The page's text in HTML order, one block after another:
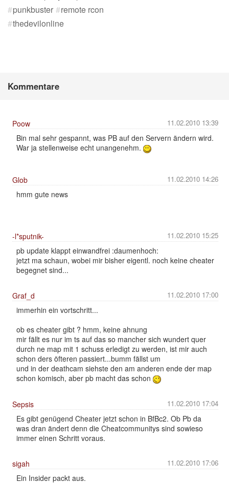
punkbuster
remote rcon
thedevilonline
Kommentare
11.02.2010 13:39
Poow
Bin mal sehr gespannt, was PB auf den Servern ändern wird.
War ja stellenweise echt unangenehm.
11.02.2010 14:26
Glob
hmm gute news
11.02.2010 15:25
-l*sputnik-
pb update klappt einwandfrei :daumenhoch:
jetzt ma schaun, wobei mir bisher eigentl. noch keine cheater
begegnet sind...
11.02.2010 17:00
Graf_d
immerhin ein vortschritt...
ob es cheater gibt ? hmm, keine ahnung
mir fällt es nur im ts auf das so mancher sich wundert quer
durch ne map mit 1 schuss erledigt zu werden, ist mir auch
schon ders öfteren passiert...bumm fällst um
und in der deathcam siehste den am anderen ende der map
schon komisch, aber pb macht das schon
11.02.2010 17:04
Sepsis
Es gibt genügend Cheater jetzt schon in BfBc2. Ob Pb da
was dran ändert denn die Cheatcommunitys sind sowieso
immer einen Schritt voraus.
11.02.2010 17:06
sigah
Ein Insider packt aus.